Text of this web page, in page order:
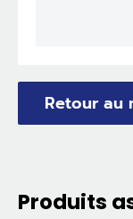
Retour au
Produits